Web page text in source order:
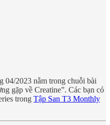
04/2023 nằm trong chuỗi bài
gặp về Creatine”. Các bạn có
trong Tập San T3 Monthly